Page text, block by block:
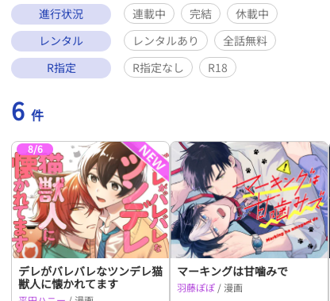
進行状況
連載中 完結
休載中
レンタル
レンタルあり
全話無料
R指定
R指定なし R18
6 件
8/6
デレがバレバレなツンデレ猫
獣人に懐かれてます
マーキングは甘噛みで
羽藤ぽぽ / 漫画